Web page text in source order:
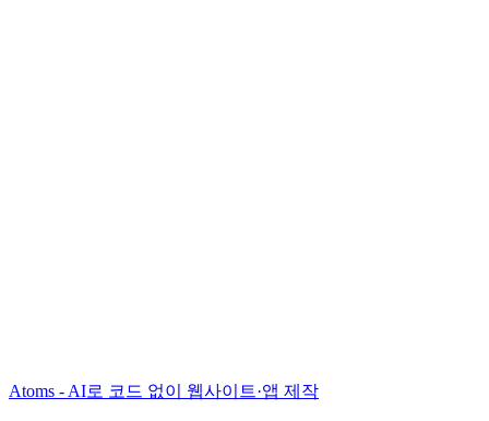
Atoms - AI로 코드 없이 웹사이트·앱 제작